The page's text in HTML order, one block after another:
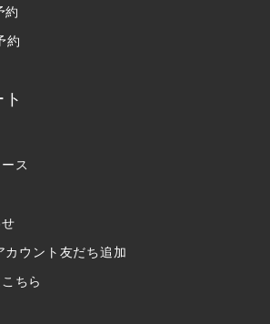
約
約
ス
カウント友だち追加
ちら